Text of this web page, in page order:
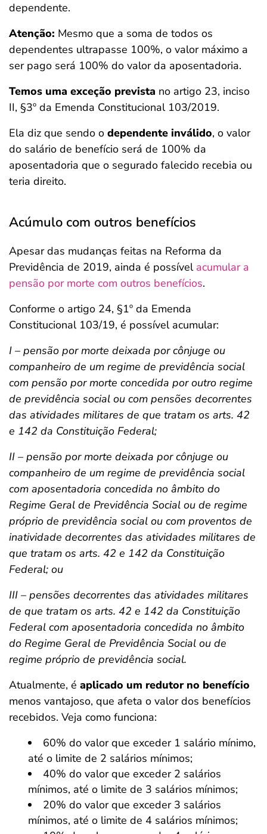
dependente.
Atenção: Mesmo que a soma de todos os
dependentes ultrapasse 100%, o valor máximo a
ser pago será 100% do valor da aposentadoria.
Temos uma exceção prevista no artigo 23, inciso
II, §3º da Emenda Constitucional 103/2019.
Ela diz que sendo o dependente inválido, o valor
do salário de benefício será de 100% da
aposentadoria que o segurado falecido recebia ou
teria direito.
Acúmulo com outros benefícios
Apesar das mudanças feitas na Reforma da
Previdência de 2019, ainda é possível acumular a
pensão por morte com outros benefícios.
Conforme o artigo 24, §1º da Emenda
Constitucional 103/19, é possível acumular:
I – pensão por morte deixada por cônjuge ou
companheiro de um regime de previdência social
com pensão por morte concedida por outro regime
de previdência social ou com pensões decorrentes
das atividades militares de que tratam os arts. 42
e 142 da Constituição Federal;
II – pensão por morte deixada por cônjuge ou
companheiro de um regime de previdência social
com aposentadoria concedida no âmbito do
Regime Geral de Previdência Social ou de regime
próprio de previdência social ou com proventos de
inatividade decorrentes das atividades militares de
que tratam os arts. 42 e 142 da Constituição
Federal; ou
III – pensões decorrentes das atividades militares
de que tratam os arts. 42 e 142 da Constituição
Federal com aposentadoria concedida no âmbito
do Regime Geral de Previdência Social ou de
regime próprio de previdência social.
Atualmente, é aplicado um redutor no benefício
menos vantajoso, que afeta o valor dos benefícios
recebidos. Veja como funciona:
60% do valor que exceder 1 salário mínimo,
até o limite de 2 salários mínimos;
40% do valor que exceder 2 salários
mínimos, até o limite de 3 salários mínimos;
20% do valor que exceder 3 salários
mínimos, até o limite de 4 salários mínimos;